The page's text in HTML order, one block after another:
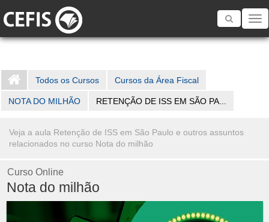
Toggle
Todos os Cursos Cursos da Área Fiscal
NOTA DO MILHÃO RETENÇÃO DE ISS EM SÃO PA...
Veja a aula Retenção de ISS em São Paulo e outros assuntos
relacionados no curso Nota do milhão
Curso Online
Nota do milhão